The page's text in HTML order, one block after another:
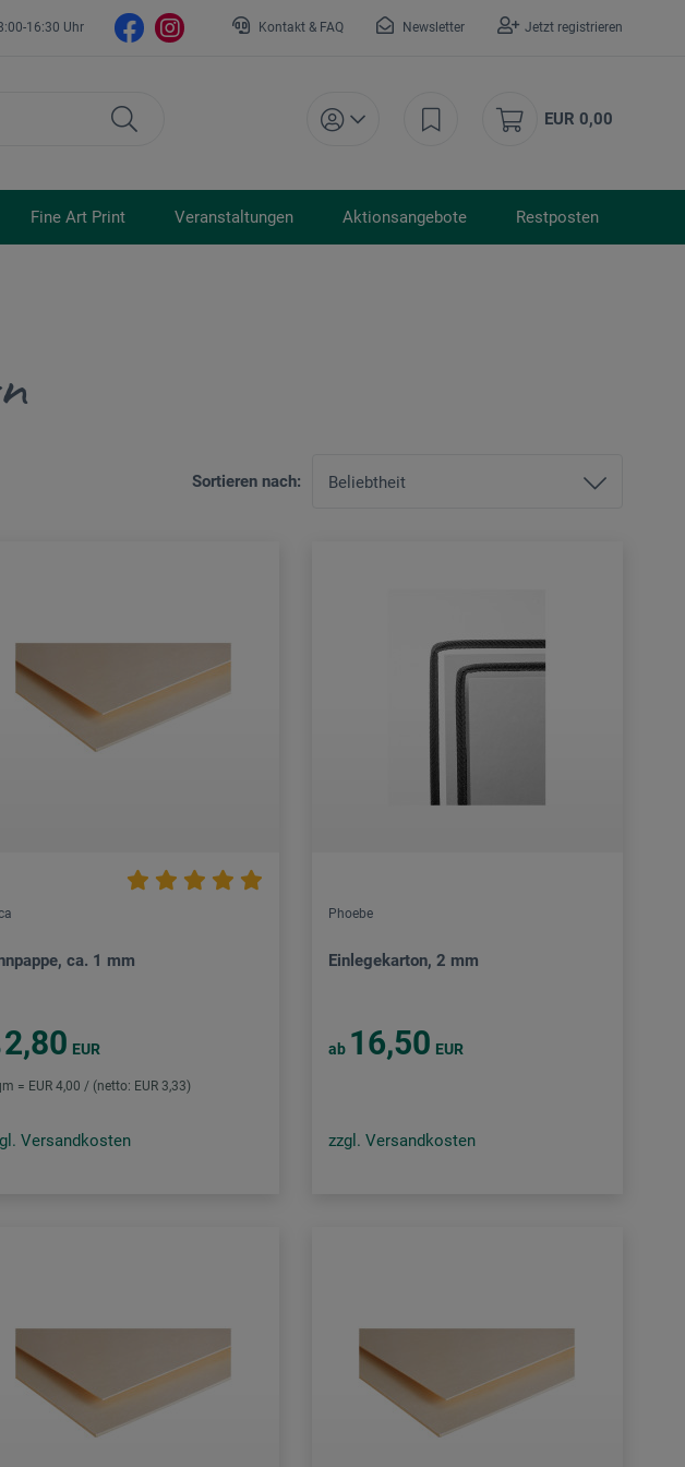
16:30 Uhr Kontakt & FAQ Newsletter Jetzt registrieren
EUR 0,00
Fine Art Print Veranstaltungen Aktionsangebote Restposten
Sortieren nach:
ca. 1 mm
2,80 EUR
= EUR 4,00 / (netto: EUR 3,33)
Versandkosten
Phoebe
Einlegekarton, 2 mm
ab 16,50 EUR
zzgl. Versandkosten